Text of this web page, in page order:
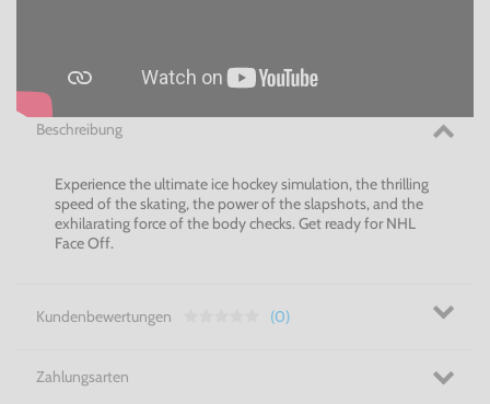
Beschreibung
Experience the ultimate ice hockey simulation, the thrilling
speed of the skating, the power of the slapshots, and the
exhilarating force of the body checks. Get ready for NHL
Face Off.
Kundenbewertungen (0)
Zahlungsarten